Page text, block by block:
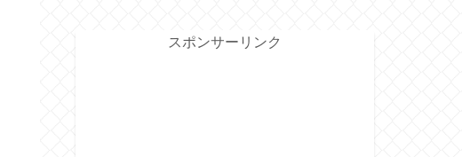
スポンサーリンク